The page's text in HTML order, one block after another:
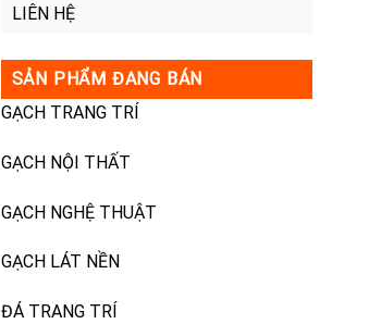
LIÊN HỆ
SẢN PHẨM ĐANG BÁN
GẠCH TRANG TRÍ
GẠCH NỘI THẤT
GẠCH NGHỆ THUẬT
GẠCH LÁT NỀN
ĐÁ TRANG TRÍ